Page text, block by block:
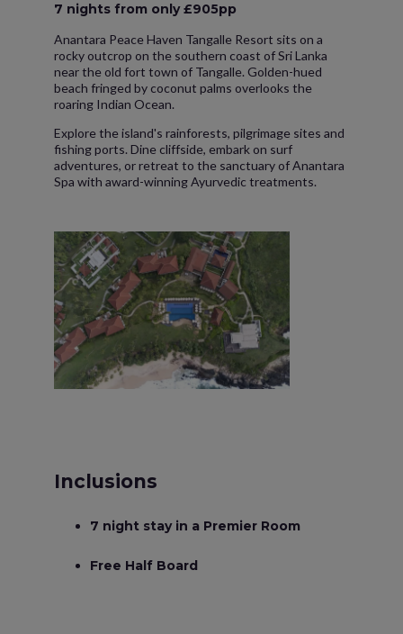
7 nights from only £905pp
Anantara Peace Haven Tangalle Resort sits on a
rocky outcrop on the southern coast of Sri Lanka
near the old fort town of Tangalle. Golden-hued
beach fringed by coconut palms overlooks the
roaring Indian Ocean.
Explore the island's rainforests, pilgrimage sites and
fishing ports. Dine cliffside, embark on surf
adventures, or retreat to the sanctuary of Anantara
Spa with award-winning Ayurvedic treatments.
Inclusions
7 night stay in a Premier Room
Free Half Board